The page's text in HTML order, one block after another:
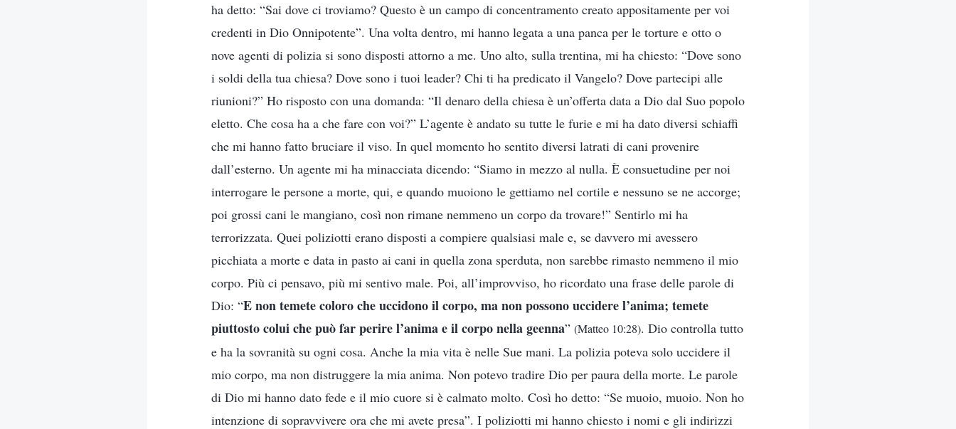
ha detto: “Sai dove ci troviamo? Questo è un campo di concentramento creato appositamente per voi
credenti in Dio Onnipotente”. Una volta dentro, mi hanno legata a una panca per le torture e otto o
nove agenti di polizia si sono disposti attorno a me. Uno alto, sulla trentina, mi ha chiesto: “Dove sono
i soldi della tua chiesa? Dove sono i tuoi leader? Chi ti ha predicato il Vangelo? Dove partecipi alle
riunioni?” Ho risposto con una domanda: “Il denaro della chiesa è un’offerta data a Dio dal Suo popolo
eletto. Che cosa ha a che fare con voi?” L’agente è andato su tutte le furie e mi ha dato diversi schiaffi
che mi hanno fatto bruciare il viso. In quel momento ho sentito diversi latrati di cani provenire
dall’esterno. Un agente mi ha minacciata dicendo: “Siamo in mezzo al nulla. È consuetudine per noi
interrogare le persone a morte, qui, e quando muoiono le gettiamo nel cortile e nessuno se ne accorge;
poi grossi cani le mangiano, così non rimane nemmeno un corpo da trovare!” Sentirlo mi ha
terrorizzata. Quei poliziotti erano disposti a compiere qualsiasi male e, se davvero mi avessero
picchiata a morte e data in pasto ai cani in quella zona sperduta, non sarebbe rimasto nemmeno il mio
corpo. Più ci pensavo, più mi sentivo male. Poi, all’improvviso, ho ricordato una frase delle parole di
Dio: “E non temete coloro che uccidono il corpo, ma non possono uccidere l’anima; temete
piuttosto colui che può far perire l’anima e il corpo nella geenna” (Matteo 10:28). Dio controlla tutto
e ha la sovranità su ogni cosa. Anche la mia vita è nelle Sue mani. La polizia poteva solo uccidere il
mio corpo, ma non distruggere la mia anima. Non potevo tradire Dio per paura della morte. Le parole
di Dio mi hanno dato fede e il mio cuore si è calmato molto. Così ho detto: “Se muoio, muoio. Non ho
intenzione di sopravvivere ora che mi avete presa”. I poliziotti mi hanno chiesto i nomi e gli indirizzi